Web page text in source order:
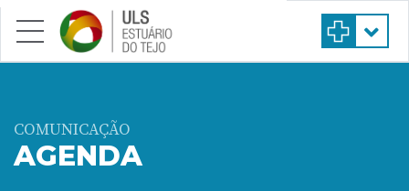
Saltar para conteúdo principal
COMUNICAÇÃO
AGENDA